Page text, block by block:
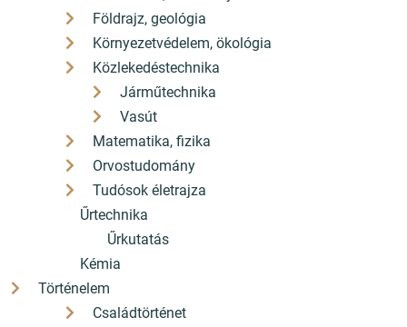
Földrajz, geológia
Környezetvédelem, ökológia
Közlekedéstechnika
Járműtechnika
Vasút
Matematika, fizika
Orvostudomány
Tudósok életrajza
Űrtechnika
Űrkutatás
Kémia
Történelem
Családtörténet